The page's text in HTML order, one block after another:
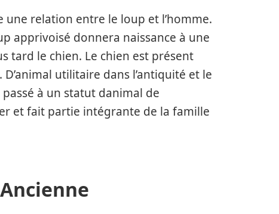
une relation entre le loup et l’homme.
apprivoisé donnera naissance à une
tard le chien. Le chien est présent
utilitaire dans l’antiquité et le
à un statut danimal de
et fait partie intégrante de la famille